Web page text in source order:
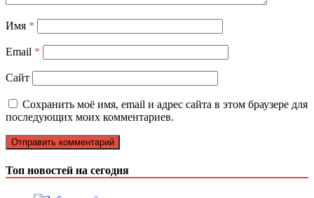
Имя *
Email *
Сайт
Сохранить моё имя, email и адрес сайта в этом браузере для
последующих моих комментариев.
Топ новостей на сегодня